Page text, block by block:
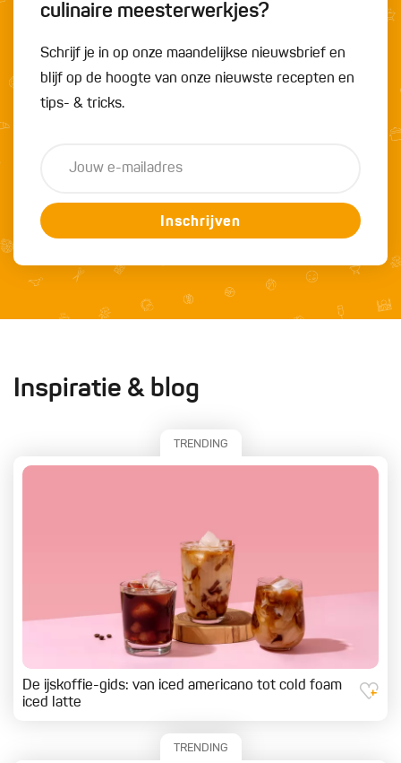
culinaire meesterwerkjes?
Schrijf je in op onze maandelijkse nieuwsbrief en
blijf op de hoogte van onze nieuwste recepten en
tips- & tricks.
Inschrijven
Inspiratie & blog
TRENDING
De ijskoffie-gids: van iced americano tot cold foam
iced latte
TRENDING